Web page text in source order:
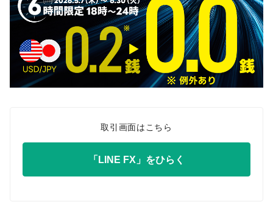
取引画面はこちら
「LINE FX」をひらく